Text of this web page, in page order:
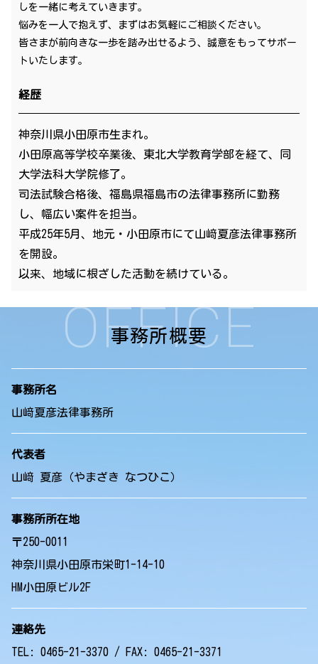
しを一緒に考えていきます。
悩みを一人で抱えず、まずはお気軽にご相談ください。
皆さまが前向きな一歩を踏み出せるよう、誠意をもってサポー
トいたします。
経歴
神奈川県小田原市生まれ。
小田原高等学校卒業後、東北大学教育学部を経て、同
大学法科大学院修了。
司法試験合格後、福島県福島市の法律事務所に勤務
し、幅広い案件を担当。
平成25年5月、地元・小田原市にて山﨑夏彦法律事務所
を開設。
以来、地域に根ざした活動を続けている。
OFFICE
事務所概要
事務所名
山﨑夏彦法律事務所
代表者
山﨑 夏彦（やまざき なつひこ）
事務所所在地
〒250-0011
神奈川県小田原市栄町1-14-10
HM小田原ビル2F
連絡先
TEL: 0465-21-3370 / FAX: 0465-21-3371